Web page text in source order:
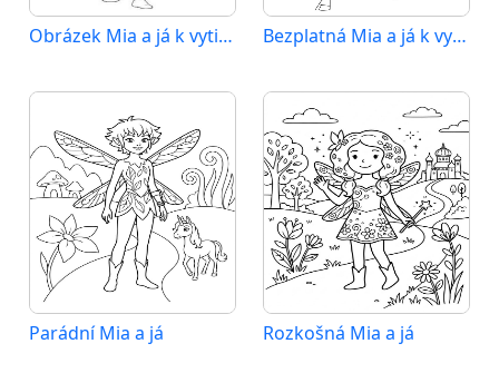
Obrázek Mia a já k vytištění Bezplatná Mia a já k vytištění
Parádní Mia a já Rozkošná Mia a já